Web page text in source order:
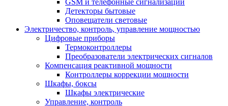
Детекторы бытовые
Оповещатели световые
Электричество, контроль, управление мощностью
Цифровые приборы
Термоконтроллеры
Преобразователи электрических сигналов
Компенсация реактивной мощности
Контроллеры коррекции мощности
Шкафы, боксы
Шкафы электрические
Управление, контроль